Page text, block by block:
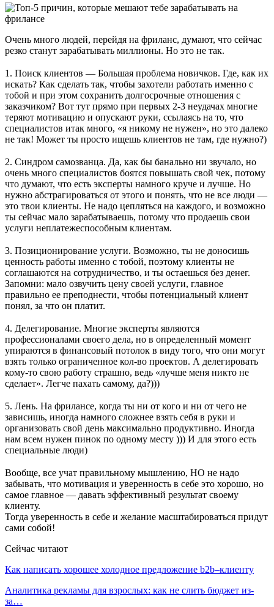
Очень много людей, перейдя на фриланс, думают, что сейчас
резко станут зарабатывать миллионы. Но это не так.
1. Поиск клиентов — Большая проблема новичков. Где, как их
искать? Как сделать так, чтобы захотели работать именно с
тобой и при этом сохранить долгосрочные отношения с
заказчиком? Вот тут прямо при первых 2-3 неудачах многие
теряют мотивацию и опускают руки, ссылаясь на то, что
специалистов итак много, «я никому не нужен», но это далеко
не так! Может ты просто ищешь клиентов не там, где нужно?)
2. Синдром самозванца. Да, как бы банально ни звучало, но
очень много специалистов боятся повышать свой чек, потому
что думают, что есть эксперты намного круче и лучше. Но
нужно абстрагироваться от этого и понять, что не все люди —
это твои клиенты. Не надо цепляться на каждого, и возможно
ты сейчас мало зарабатываешь, потому что продаешь свои
услуги неплатежеспособным клиентам.
3. Позиционирование услуги. Возможно, ты не доносишь
ценность работы именно с тобой, поэтому клиенты не
соглашаются на сотрудничество, и ты остаешься без денег.
Запомни: мало озвучить цену своей услуги, главное
правильно ее преподнести, чтобы потенциальный клиент
понял, за что он платит.
4. Делегирование. Многие эксперты являются
профессионалами своего дела, но в определенный момент
упираются в финансовый потолок в виду того, что они могут
взять только ограниченное кол-во проектов. А делегировать
кому-то свою работу страшно, ведь «лучше меня никто не
сделает». Легче пахать самому, да?)))
5. Лень. На фрилансе, когда ты ни от кого и ни от чего не
зависишь, иногда намного сложнее взять себя в руки и
организовать свой день максимально продуктивно. Иногда
нам всем нужен пинок по одному месту ))) И для этого есть
специальные люди)
Вообще, все учат правильному мышлению, НО не надо
забывать, что мотивация и уверенность в себе это хорошо, но
самое главное — давать эффективный результат своему
клиенту.
Тогда уверенность в себе и желание масштабироваться придут
сами собой!
Сейчас читают
Как написать хорошее холодное предложение b2b–клиенту
Аналитика рекламы для взрослых: как не слить бюджет из-
за…